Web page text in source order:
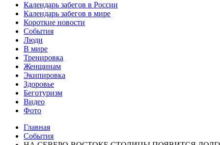
Календарь забегов в России
Календарь забегов в мире
Короткие новости
События
Люди
В мире
Тренировка
Женщинам
Экипировка
Здоровье
Беготуризм
Видео
Фото
Главная
События